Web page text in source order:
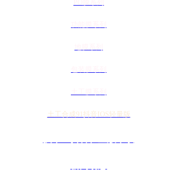
土工合成91抖音IOS轻量版